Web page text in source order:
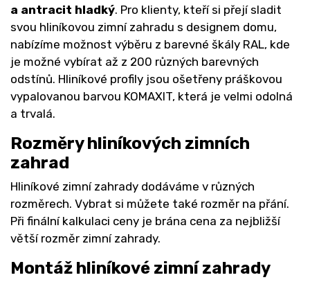
a antracit hladký. Pro klienty, kteří si přejí sladit
svou hliníkovou zimní zahradu s designem domu,
nabízíme možnost výběru z barevné škály RAL, kde
je možné vybírat až z 200 různých barevných
odstínů. Hliníkové profily jsou ošetřeny práškovou
vypalovanou barvou KOMAXIT, která je velmi odolná
a trvalá.
Rozměry hliníkových zimních
zahrad
Hliníkové zimní zahrady dodáváme v různých
rozměrech. Vybrat si můžete také rozměr na přání.
Při finální kalkulaci ceny je brána cena za nejbližší
větší rozměr zimní zahrady.
Montáž hliníkové zimní zahrady